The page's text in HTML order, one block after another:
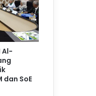
Al-
dan SoE